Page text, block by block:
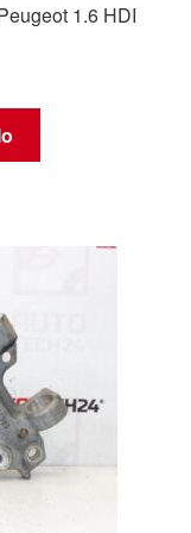
1.6 HDI